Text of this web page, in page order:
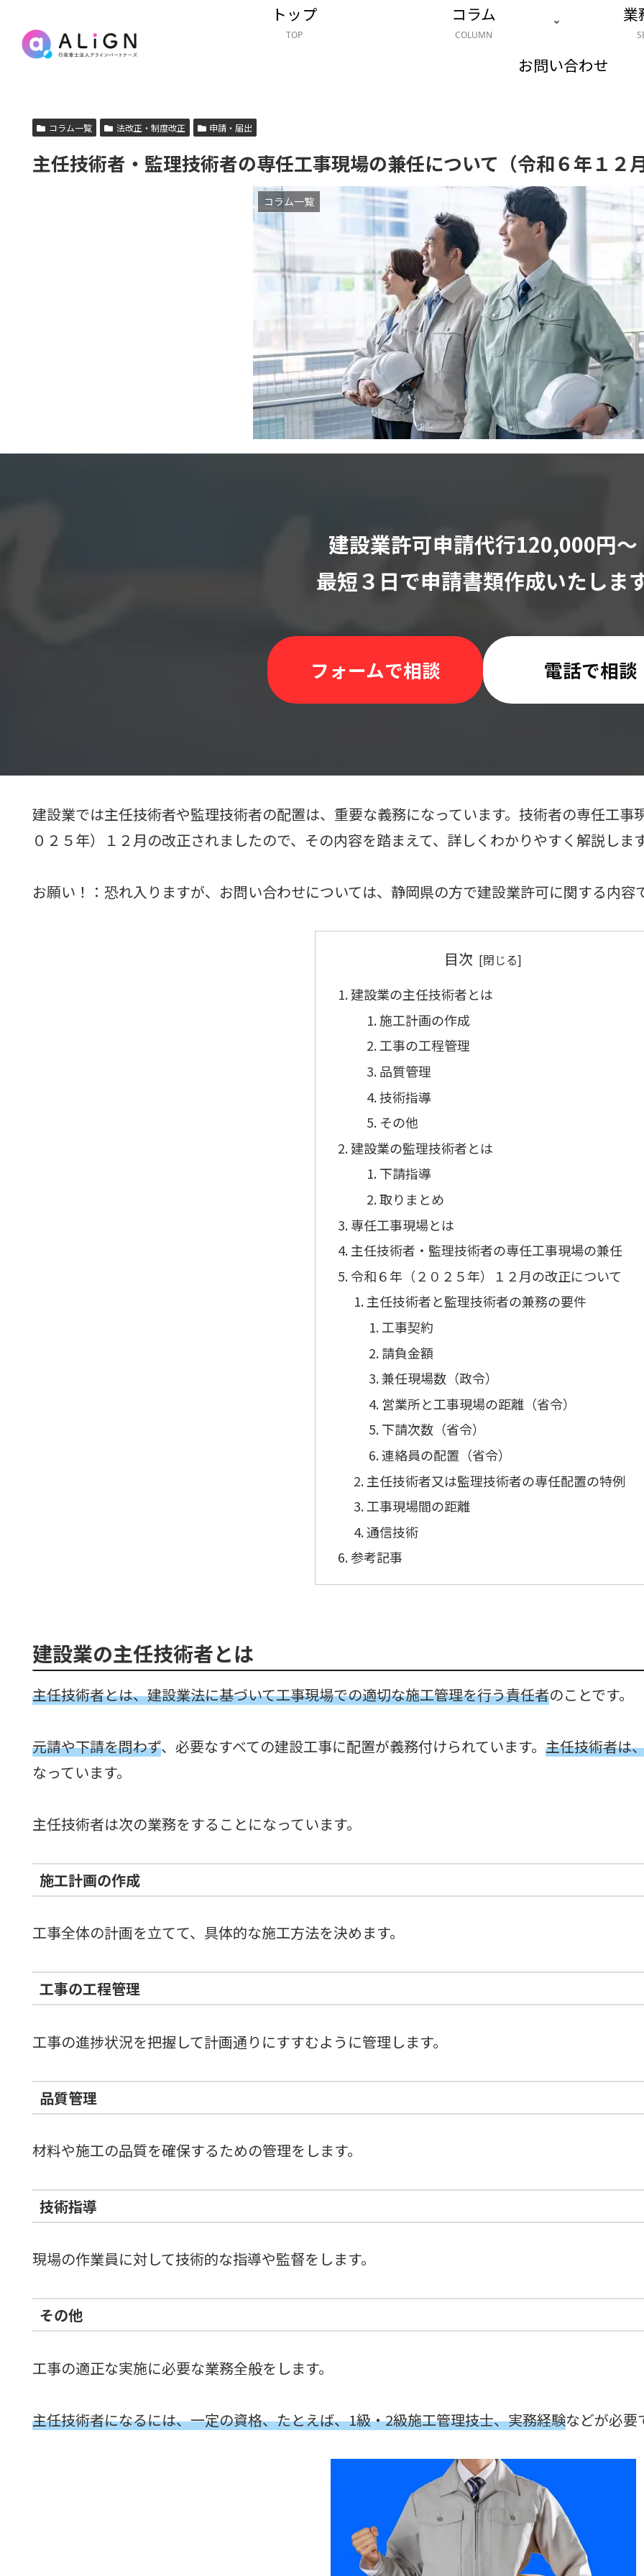
トップ
TOP
コラム
COLUMN
業
お問い合わせ
コラム一覧 法改正・制度改正 申請・届出
主任技術者・監理技術者の専任工事現場の兼任について（令和６年１２
コラム一覧
建設業許可申請代行120,000円〜
最短３日で申請書類作成いたしま
フォームで相談 電話で相談
建設業では主任技術者や監理技術者の配置は、重要な義務になっています。技術者の専任工
０２５年）１２月の改正されましたので、その内容を踏まえて、詳しくわかりやすく解説しま
お願い！：恐れ入りますが、お問い合わせについては、静岡県の方で建設業許可に関する内容
目次
建設業の主任技術者とは
施工計画の作成
工事の工程管理
品質管理
技術指導
その他
建設業の監理技術者とは
下請指導
取りまとめ
専任工事現場とは
主任技術者・監理技術者の専任工事現場の兼任
令和６年（２０２５年）１２月の改正について
主任技術者と監理技術者の兼務の要件
工事契約
請負金額
兼任現場数（政令）
営業所と工事現場の距離（省令）
下請次数（省令）
連絡員の配置（省令）
主任技術者又は監理技術者の専任配置の特例
工事現場間の距離
通信技術
参考記事
建設業の主任技術者とは
主任技術者とは、建設業法に基づいて工事現場での適切な施工管理を行う責任者のことです。
元請や下請を問わず、必要なすべての建設工事に配置が義務付けられています。 主任技術者は
なっています。
主任技術者は次の業務をすることになっています。
施工計画の作成
工事全体の計画を立てて、具体的な施工方法を決めます。
工事の工程管理
工事の進捗状況を把握して計画通りにすすむように管理します。
品質管理
材料や施工の品質を確保するための管理をします。
技術指導
現場の作業員に対して技術的な指導や監督をします。
その他
工事の適正な実施に必要な業務全般をします。
主任技術者になるには、一定の資格、たとえば、1級・2級施工管理技士、実務経験などが必要